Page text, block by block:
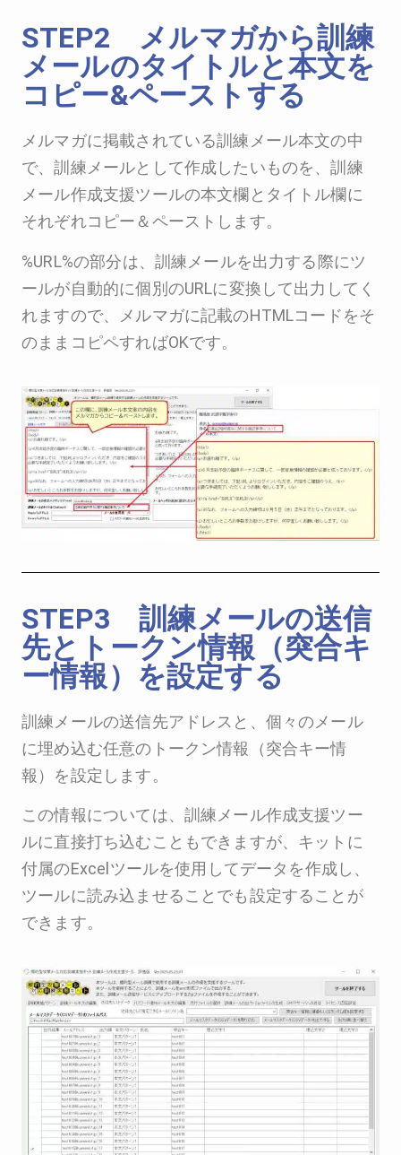
STEP2 メルマガから訓練
メールのタイトルと本文を
コピー&ペーストする
メルマガに掲載されている訓練メール本文の中
で、訓練メールとして作成したいものを、訓練
メール作成支援ツールの本文欄とタイトル欄に
それぞれコピー＆ペーストします。
%URL%の部分は、訓練メールを出力する際にツ
ールが自動的に個別のURLに変換して出力してく
れますので、メルマガに記載のHTMLコードをそ
のままコピペすればOKです。
STEP3 訓練メールの送信
先とトークン情報（突合キ
ー情報）を設定する
訓練メールの送信先アドレスと、個々のメール
に埋め込む任意のトークン情報（突合キー情
報）を設定します。
この情報については、訓練メール作成支援ツー
ルに直接打ち込むこともできますが、キットに
付属のExcelツールを使用してデータを作成し、
ツールに読み込ませることでも設定することが
できます。